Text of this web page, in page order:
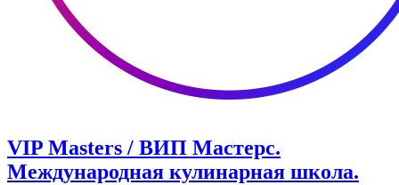
VIP Masters / ВИП Мастерс.
Международная кулинарная школа.